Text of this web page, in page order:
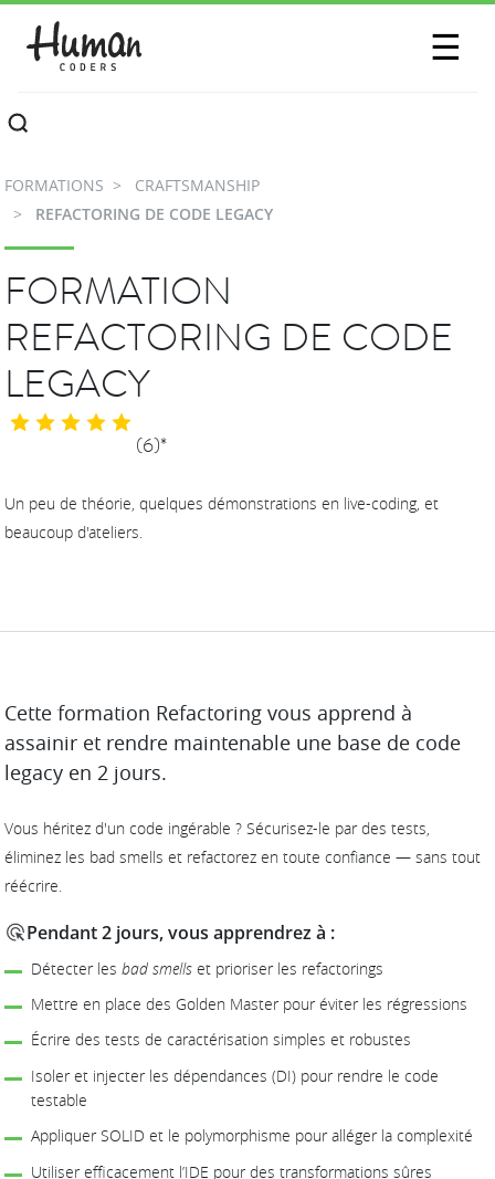
☰
CONTACTEZ-NOUS
FORMATIONS
CRAFTSMANSHIP
REFACTORING DE CODE LEGACY
FORMATION
REFACTORING DE CODE
LEGACY
(6)*
Un peu de théorie, quelques démonstrations en live-coding, et
beaucoup d'ateliers.
DESCRIPTION
Cette formation Refactoring vous apprend à
assainir et rendre maintenable une base de code
legacy en 2 jours.
Vous héritez d'un code ingérable ? Sécurisez-le par des tests,
éliminez les bad smells et refactorez en toute confiance — sans tout
réécrire.
Pendant 2 jours, vous apprendrez à :
Détecter lesbad smells et prioriser les refactorings
Mettre en place des Golden Master pour éviter les régressions
Écrire des tests de caractérisation simples et robustes
Isoler et injecter les dépendances (DI) pour rendre le code
testable
Appliquer SOLID et le polymorphisme pour alléger la complexité
Utiliser efficacement l’IDE pour des transformations sûres